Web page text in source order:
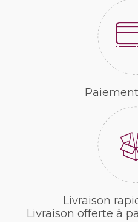
Livraison
Livraison offerte à